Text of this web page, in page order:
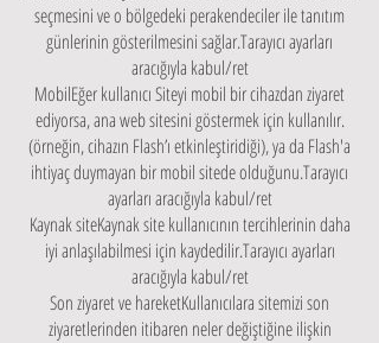
seçmesini ve o bölgedeki perakendeciler ile tanıtım
günlerinin gösterilmesini sağlar.Tarayıcı ayarları
aracığıyla kabul/ret
MobilEğer kullanıcı Siteyi mobil bir cihazdan ziyaret
ediyorsa, ana web sitesini göstermek için kullanılır.
(örneğin, cihazın Flash’ı etkinleştiridiği), ya da Flash'a
ihtiyaç duymayan bir mobil sitede olduğunu.Tarayıcı
ayarları aracığıyla kabul/ret
Kaynak siteKaynak site kullanıcının tercihlerinin daha
iyi anlaşılabilmesi için kaydedilir.Tarayıcı ayarları
aracığıyla kabul/ret
Son ziyaret ve hareketKullanıcılara sitemizi son
ziyaretlerinden itibaren neler değiştiğine ilişkin